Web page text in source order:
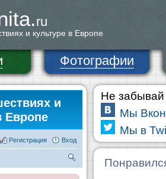
ru
и культуре в Европе
Фотографии
и
Европе
Вход
Регистрация
Не забывай
Мы
Мы в